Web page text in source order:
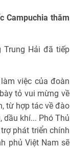
Campuchia thăm
Trung Hải đã tiếp
việc của đoàn
tỏ vui mừng về
từ hợp tác về đào
dầu khí... Phó Thủ
phát triển chính
phủ Việt Nam sẽ